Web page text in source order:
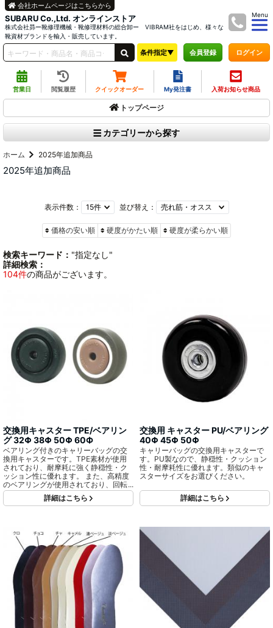
SUBARU Co.,Ltd. オンラインストア
株式会社昴ー靴修理機械・靴修理材料の総合卸ー VIBRAM社をはじめ、様々な
靴資材ブランドを輸入・販売しています。
Menu
会社ホームページはこちらから
条件指定▼ 会員登録 ログイン
営業日 閲覧履歴 クイックオーダー My発注書 入荷お知らせ商品
トップページ
カテゴリーから探す
ホーム 2025年追加商品
2025年追加商品
表示件数： 並び替え：
価格の安い順 硬度がかたい順 硬度が柔らかい順
検索キーワード： "指定なし"
詳細検索：
104件の商品がございます。
交換用キャスター TPE/ベアリン
グ 32Φ 38Φ 50Φ 60Ф
ベアリング付きのキャリーバッグの交
換用キャスターです。TPE素材が使用
されており、耐摩耗に強く静穏性・ク
ッション性に優れます。 また、高精度
のベアリングが使用されており、回転
ブレ(振れ)が少なくなり、摩擦や振動が
低減され、エネルギー効率が高いので
詳細はこちら
交換用 キャスター PU/ベアリング
40Φ 45Φ 50Φ
キャリーバッグの交換用キャスターで
す。PU製なので、静穏性・クッション
性・耐摩耗性に優れます。類似のキャ
スターサイズをお選びください。
詳細はこちら